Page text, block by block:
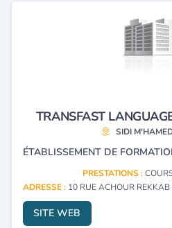
TRANSFAST
SIDI
PRESTATIONS :
ADRESSE : 10 RUE ACHOUR REKKAB
SITE WEB